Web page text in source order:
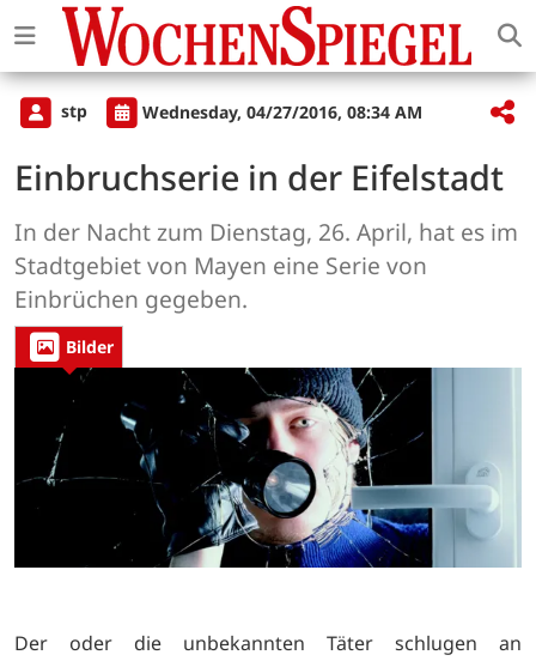
stp Wednesday, 04/27/2016, 08:34 AM
Einbruchserie in der Eifelstadt
In der Nacht zum Dienstag, 26. April, hat es im
Stadtgebiet von Mayen eine Serie von
Einbrüchen gegeben.
Bilder
Der oder die unbekannten Täter schlugen an